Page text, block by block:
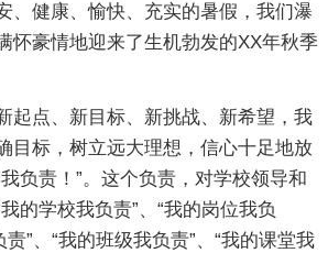
、健康、愉快、充实的暑假，我们瀑
怀豪情地迎来了生机勃发的XX年秋季
起点、新目标、新挑战、新希望，我
目标，树立远大理想，信心十足地放
负责！”。这个负责，对学校领导和
的学校我负责”、“我的岗位我负
责”、“我的班级我负责”、“我的课堂我